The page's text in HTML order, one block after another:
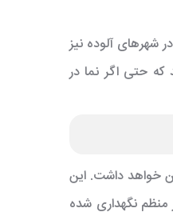
شهرهای آلوده نیز
حتی اگر نما در
خواهد داشت. این
منظم نگهداری شده